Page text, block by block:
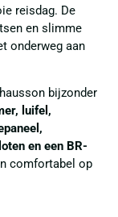
reisdag. De
en slimme
onderweg aan
bijzonder
luifel,
en een BR-
comfortabel op